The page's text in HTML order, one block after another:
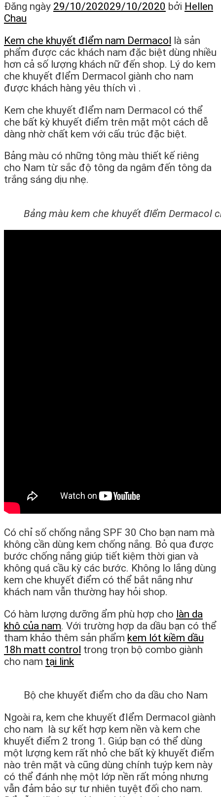
Đăng ngày 29/10/202029/10/2020 bởi Hellen
Chau
Kem che khuyết đIểm nam Dermacol là sản
phẩm được các khách nam đặc biệt dùng nhiều
hơn cả số lượng khách nữ đến shop. Lý do kem
che khuyết đIểm Dermacol giành cho nam
được khách hàng yêu thích vì .
Kem che khuyết đIểm nam Dermacol có thể
che bất kỳ khuyết điểm trên mặt một cách dễ
dàng nhờ chất kem với cấu trúc đặc biệt.
Bảng màu có những tông màu thiết kế riêng
cho Nam từ sắc độ tông da ngâm đến tông da
trắng sáng dịu nhẹ.
Bảng màu kem che khuyết đIểm Dermacol
Có chỉ số chống nắng SPF 30 Cho bạn nam mà
không cần dùng kem chống nắng. Bỏ qua được
bước chống nắng giúp tiết kiệm thời gian và
không quá cầu kỳ các bước. Không lo lắng dùng
kem che khuyết điểm có thể bắt nắng như
khách nam vẫn thường hay hỏi shop.
Có hàm lượng dưỡng ẩm phù hợp cho làn da
khô của nam. Với trường hợp da dầu bạn có thể
tham khảo thêm sản phẩm kem lót kiềm dầu
18h matt control trong trọn bộ combo giành
cho nam tại link
Bộ che khuyết điểm cho da dầu cho Nam
Ngoài ra, kem che khuyết đIểm Dermacol giành
cho nam là sự kết hợp kem nền và kem che
khuyết điểm 2 trong 1. Giúp bạn có thể dùng
một lượng kem rất nhỏ che bất kỳ khuyết điểm
nào trên mặt và cũng dùng chính tuýp kem này
có thể đánh nhẹ một lớp nền rất mỏng nhưng
vẫn đảm bảo sự tư nhiên tuyệt đối cho nam.